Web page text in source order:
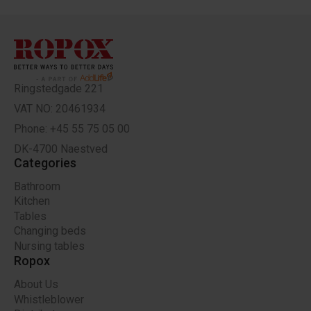
Ringstedgade 221
VAT NO: 20461934
Phone: +45 55 75 05 00
DK-4700 Naestved
Categories
Bathroom
Kitchen
Tables
Changing beds
Nursing tables
Ropox
About Us
Whistleblower